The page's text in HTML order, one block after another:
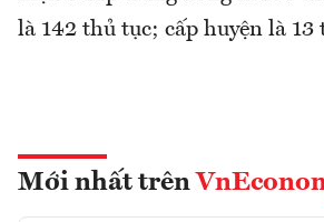
là 142 thủ tục; cấp huyện là 13
Mới nhất trên